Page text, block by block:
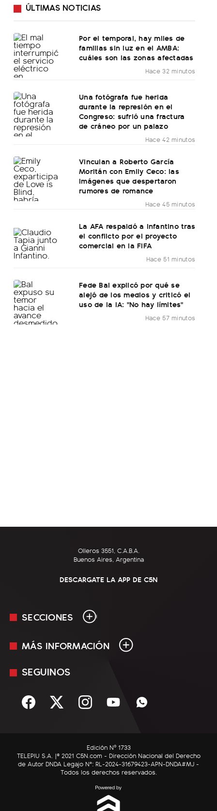
ÚLTIMAS NOTICIAS
Por el temporal, hay miles de
familias sin luz en el AMBA:
cuáles son las zonas afectadas
Hace 32 minutos
Una fotógrafa fue herida
durante la represión en el
Congreso: sufrió una fractura
de cráneo por un palazo
Hace 42 minutos
Vinculan a Roberto García
Moritán con Emily Ceco: las
imágenes que despertaron
rumores de romance
Hace 45 minutos
La AFA respaldó a Infantino tras
el conflicto por el proyecto
comercial en la FIFA
Hace 51 minutos
Fede Bal explicó por qué se
alejó de los medios y criticó el
uso de la IA: "No hay límites"
Hace 57 minutos
Olleros 3551, C.A.B.A.
Buenos Aires, Argentina
DESCARGATE LA APP DE C5N
SECCIONES
En Vivo
Sociedad
C5N Autos
RatingCero
MÁS INFORMACIÓN
Mediakit
Términos y condiciones
SEGUINOS
Edición Nº 1733
TELEPIU S.A. |© 2021 C5N.com - Dirección Nacional del Derecho
de Autor DNDA Legajo N°: RL-2024-31679423-APN-DNDA#MJ -
Todos los derechos reservados.